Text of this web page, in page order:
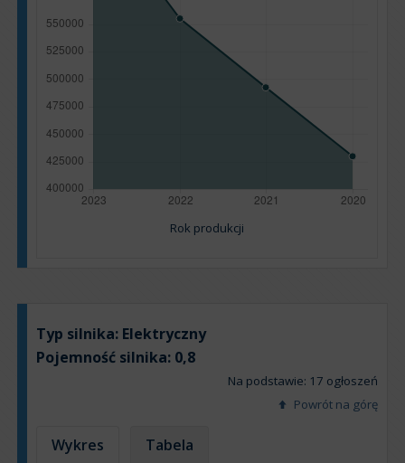
Rok produkcji
Typ silnika: Elektryczny
Pojemność silnika: 0,8
Na podstawie: 17 ogłoszeń
Powrót na górę
Wykres Tabela